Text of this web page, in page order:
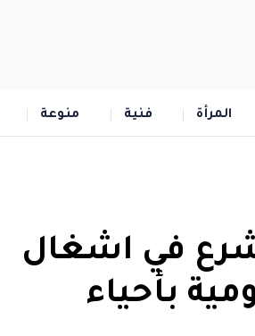
المرأة فنية منوعة
في اشغال
بأحياء